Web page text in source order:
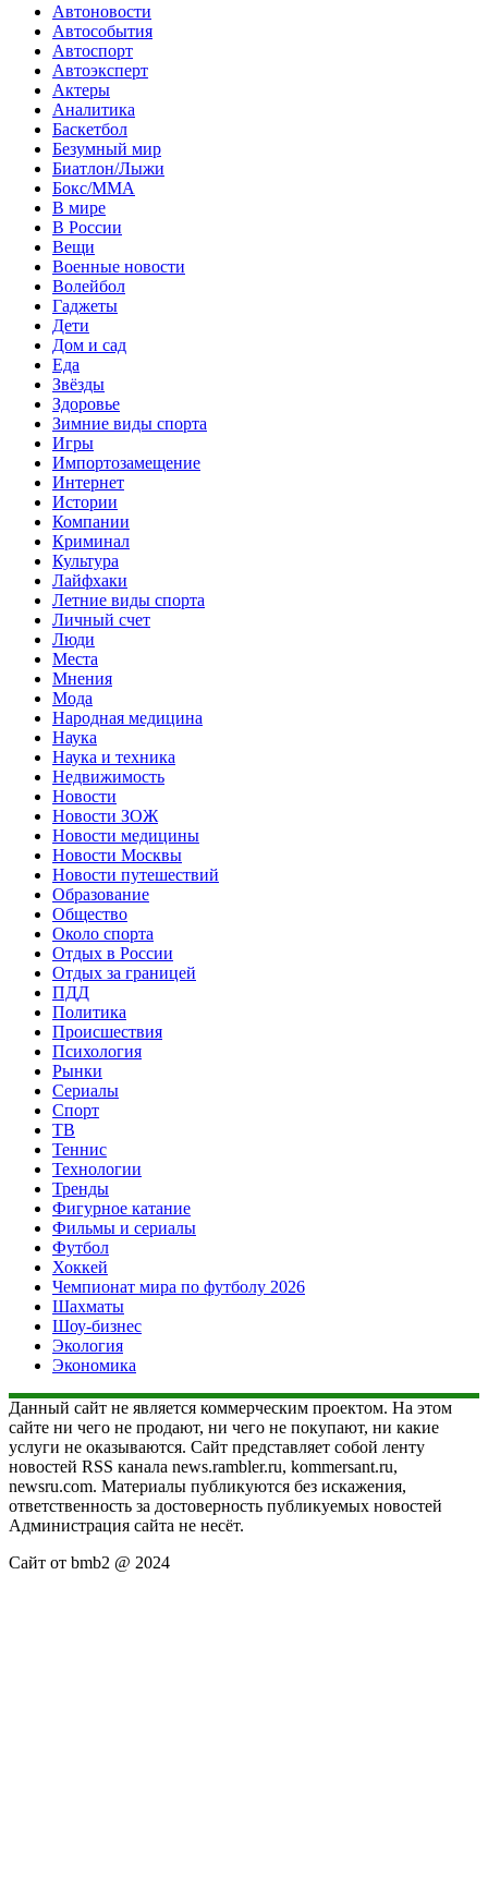
Автоновости
Автособытия
Автоспорт
Автоэксперт
Актеры
Аналитика
Баскетбол
Безумный мир
Биатлон/Лыжи
Бокс/MMA
В мире
В России
Вещи
Военные новости
Волейбол
Гаджеты
Дети
Дом и сад
Еда
Звёзды
Здоровье
Зимние виды спорта
Игры
Импортозамещение
Интернет
Истории
Компании
Криминал
Культура
Лайфхаки
Летние виды спорта
Личный счет
Люди
Места
Мнения
Мода
Народная медицина
Наука
Наука и техника
Недвижимость
Новости
Новости ЗОЖ
Новости медицины
Новости Москвы
Новости путешествий
Образование
Общество
Около спорта
Отдых в России
Отдых за границей
ПДД
Политика
Происшествия
Психология
Рынки
Сериалы
Спорт
ТВ
Теннис
Технологии
Тренды
Фигурное катание
Фильмы и сериалы
Футбол
Хоккей
Чемпионат мира по футболу 2026
Шахматы
Шоу-бизнес
Экология
Экономика
Данный сайт не является коммерческим проектом. На этом
сайте ни чего не продают, ни чего не покупают, ни какие
услуги не оказываются. Сайт представляет собой ленту
новостей RSS канала news.rambler.ru, kommersant.ru,
newsru.com. Материалы публикуются без искажения,
ответственность за достоверность публикуемых новостей
Администрация сайта не несёт.
Сайт от bmb2 @ 2024